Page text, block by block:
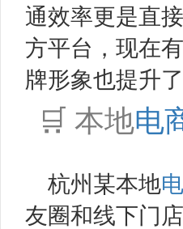
通效率更是直
方平台，现在
牌形象也提升
🛒 本地电
杭州某本地
友圈和线下门